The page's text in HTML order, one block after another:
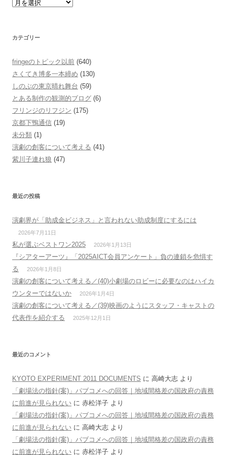
カテゴリー
fringeのトピック以前 (640)
さくてき博多一本締め (130)
しのぶの東京晴れ舞台 (59)
とある制作の観測的ブログ (6)
フリンジのリフジン (175)
京都下鴨通信 (19)
未分類 (1)
演劇の創客について考える (41)
紫川子連れ狼 (47)
最近の投稿
演劇界が「助成金ビジネス」と言われない助成制度にするには
2026年7月11日
私が選ぶベストワン2025 2026年1月13日
『シアターアーツ』「2025AICT会員アンケート」負の連鎖を危惧す
る
2026年1月8日
演劇の創客について考える／(40)小劇場のロビーに必要なのはハイカ
ウンターではないか
2026年1月4日
演劇の創客について考える／(39)映画のようにスタッフ・キャストの
代表作を紹介する
2025年12月1日
最近のコメント
KYOTO EXPERIMENT 2011 DOCUMENTS に 高崎大志 より
「劇場法の指針(案)」パブコメへの回答｜地域間格差の国政府の責務
に前進が見られない に 赤松洋子 より
「劇場法の指針(案)」パブコメへの回答｜地域間格差の国政府の責務
に前進が見られない に 高崎大志 より
「劇場法の指針(案)」パブコメへの回答｜地域間格差の国政府の責務
に前進が見られない に 赤松洋子 より